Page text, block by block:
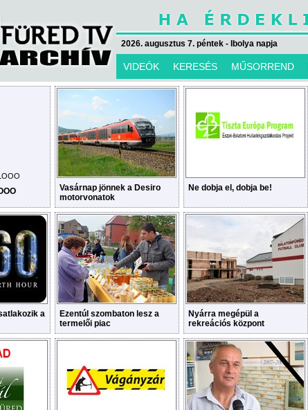
2026. augusztus 7. péntek - Ibolya napja
VIDEÓK KERESÉS MŰSORREND
Vasárnap jönnek a Desiro
motorvonatok
Ne dobja el, dobja be!
a
Ezentúl szombaton lesz a
termelői piac
Nyárra megépül a
rekreációs központ